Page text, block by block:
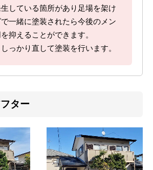
している箇所があり足場を架け
一緒に塗装されたら今後のメン
抑えることができます。
っかり直して塗装を行います。
ター